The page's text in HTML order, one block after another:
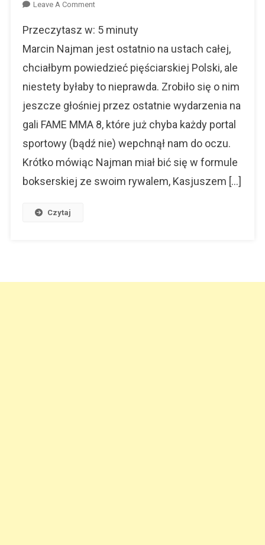
Leave A CommentOn
Najman
To
Sportowe
Zero
Przeczytasz w: 5 minuty
Marcin Najman jest ostatnio na ustach całej,
chciałbym powiedzieć pięściarskiej Polski, ale
niestety byłaby to nieprawda. Zrobiło się o nim
jeszcze głośniej przez ostatnie wydarzenia na
gali FAME MMA 8, które już chyba każdy portal
sportowy (bądź nie) wepchnął nam do oczu.
Krótko mówiąc Najman miał bić się w formule
bokserskiej ze swoim rywalem, Kasjuszem […]
Czytaj